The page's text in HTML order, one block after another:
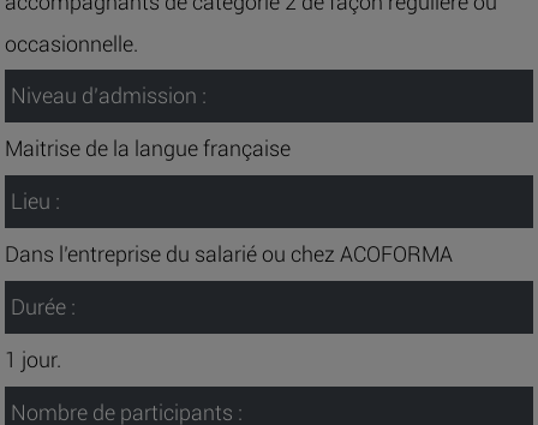
occasionnelle.
Niveau d’admission :
Maitrise de la langue française
Lieu :
Dans l’entreprise du salarié ou chez ACOFORMA
Durée :
1 jour.
Nombre de participants :